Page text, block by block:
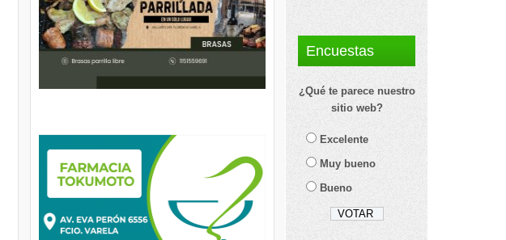
Encuestas
¿Qué te parece nuestro
sitio web?
Excelente
Muy bueno
Bueno